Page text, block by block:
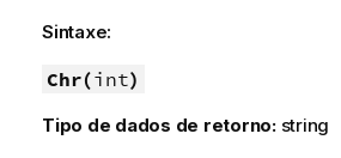
Sintaxe:
Chr(int)
Tipo de dados de retorno: string